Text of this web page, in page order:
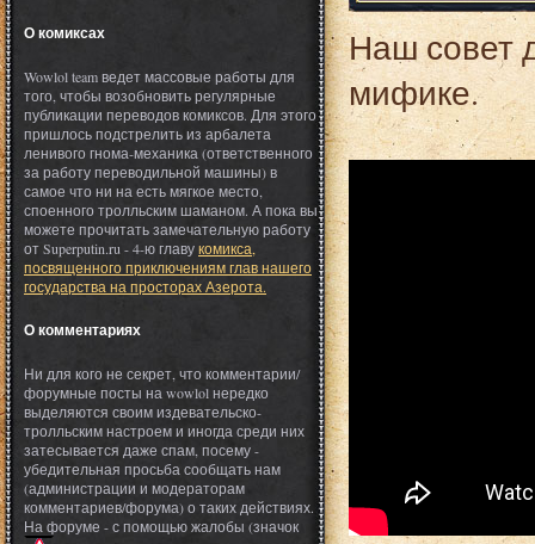
О комиксах
Wowlol team ведет массовые работы для
того, чтобы возобновить регулярные
публикации переводов комиксов. Для этого
пришлось подстрелить из арбалета
ленивого гнома-механика (ответственного
за работу переводильной машины) в
самое что ни на есть мягкое место,
споенного тролльским шаманом. А пока вы
можете прочитать замечательную работу
от Superputin.ru - 4-ю главукомикса,
посвященного приключениям глав нашего
государства на просторах Азерота.
О комментариях
Ни для кого не секрет, что комментарии/
форумные посты на wowlol нередко
выделяются своим издевательско-
тролльским настроем и иногда среди них
затесывается даже спам, посему -
убедительная просьба сообщать нам
(администрации и модераторам
комментариев/форума) о таких действиях.
На форуме - с помощью жалобы (значок
Наш совет
мифике.